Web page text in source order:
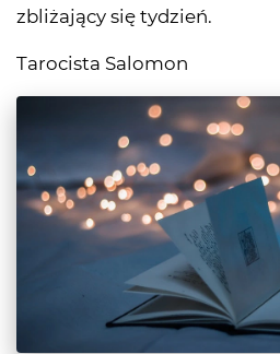
zbliżający się tydzień.
Tarocista Salomon